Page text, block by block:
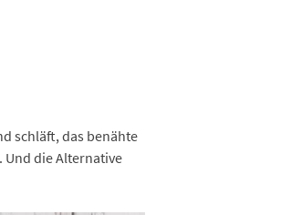
schläft, das benähte
Und die Alternative